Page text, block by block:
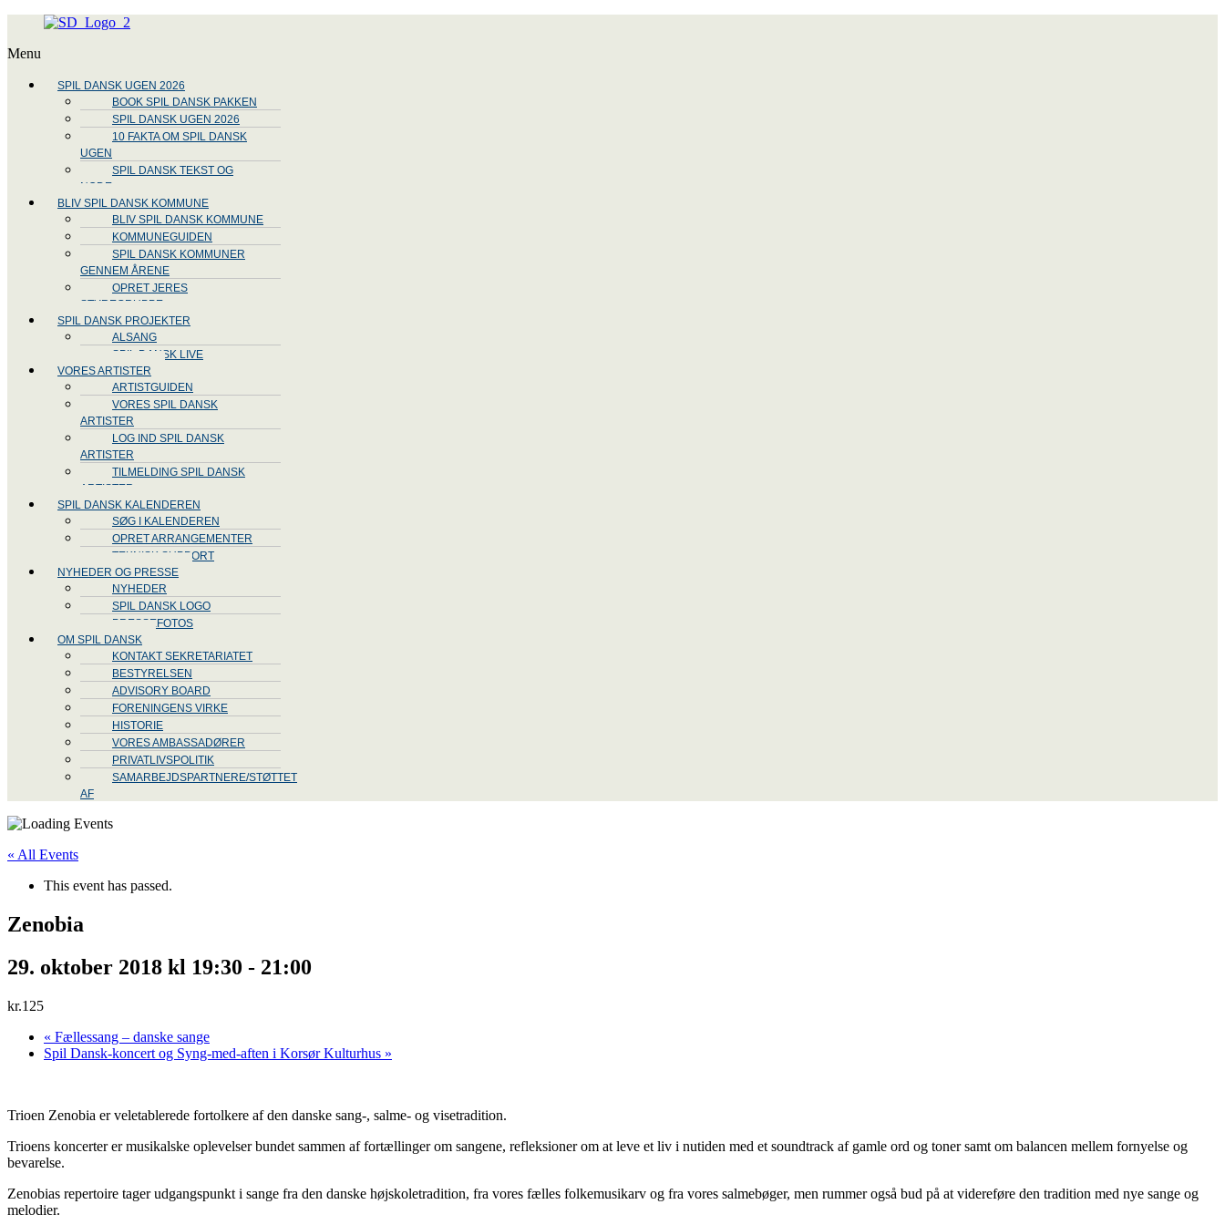
Menu
SPIL DANSK UGEN 2026
BOOK SPIL DANSK PAKKEN
SPIL DANSK UGEN 2026
10 FAKTA OM SPIL DANSK
UGEN
SPIL DANSK TEKST OG
NODE
BLIV SPIL DANSK KOMMUNE
BLIV SPIL DANSK KOMMUNE
KOMMUNEGUIDEN
SPIL DANSK KOMMUNER
GENNEM ÅRENE
OPRET JERES
STYREGRUPPE
SPIL DANSK PROJEKTER
ALSANG
SPIL DANSK LIVE
VORES ARTISTER
ARTISTGUIDEN
VORES SPIL DANSK
ARTISTER
LOG IND SPIL DANSK
ARTISTER
TILMELDING SPIL DANSK
ARTISTER
SPIL DANSK KALENDEREN
SØG I KALENDEREN
OPRET ARRANGEMENTER
TEKNISK SUPPORT
NYHEDER OG PRESSE
NYHEDER
SPIL DANSK LOGO
PRESSEFOTOS
OM SPIL DANSK
KONTAKT SEKRETARIATET
BESTYRELSEN
ADVISORY BOARD
FORENINGENS VIRKE
HISTORIE
VORES AMBASSADØRER
PRIVATLIVSPOLITIK
SAMARBEJDSPARTNERE/STØTTET
AF
« All Events
This event has passed.
Zenobia
29. oktober 2018 kl 19:30 - 21:00
kr.125
« Fællessang – danske sange
Spil Dansk-koncert og Syng-med-aften i Korsør Kulturhus »
Trioen Zenobia er veletablerede fortolkere af den danske sang-, salme- og visetradition.
Trioens koncerter er musikalske oplevelser bundet sammen af fortællinger om sangene, refleksioner om at leve et liv i nutiden med et soundtrack af gamle ord og toner samt om balancen mellem fornyelse og
bevarelse.
Zenobias repertoire tager udgangspunkt i sange fra den danske højskoletradition, fra vores fælles folkemusikarv og fra vores salmebøger, men rummer også bud på at videreføre den tradition med nye sange og
melodier.